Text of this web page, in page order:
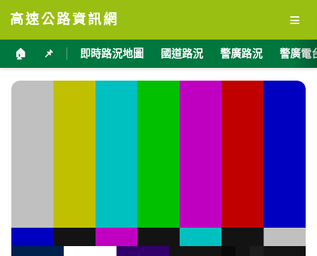
高速公路資訊網 ≡
🏠 📌 即時路況地圖 國道路況 警廣路況 警廣電